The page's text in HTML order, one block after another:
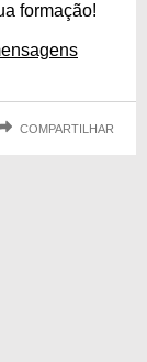
formação!
COMPARTILHAR